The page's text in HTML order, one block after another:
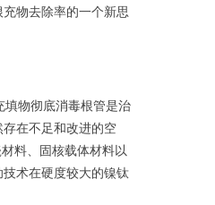
物去除率的一个新思
物彻底消毒根管是治
在不足和改进的空
料、固核载体材料以
术在硬度较大的镍钛